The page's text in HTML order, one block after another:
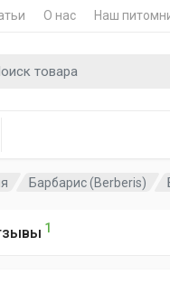
О нас Наш
для
Барбарис (Berberis)
1